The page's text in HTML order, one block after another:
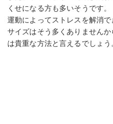
くせになる方も多いそうです。
運動によってストレスを解消
サイズはそう多くありません
は貴重な方法と言えるでしょう